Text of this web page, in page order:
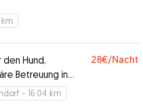
km
den Hund,
Betreuung in
am Wald
28€/Nacht
- 16.04 km